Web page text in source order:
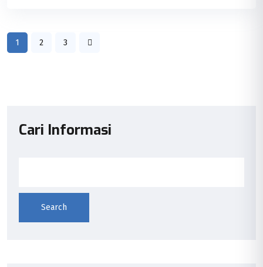
1 2 3
Cari Informasi
Search